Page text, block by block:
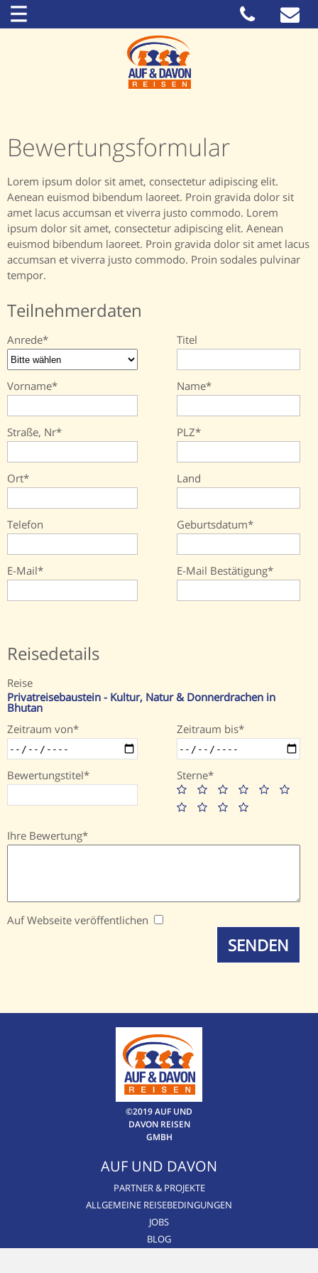
Bewertungsformular
Lorem ipsum dolor sit amet, consectetur adipiscing elit.
Aenean euismod bibendum laoreet. Proin gravida dolor sit
amet lacus accumsan et viverra justo commodo. Lorem
ipsum dolor sit amet, consectetur adipiscing elit. Aenean
euismod bibendum laoreet. Proin gravida dolor sit amet lacus
accumsan et viverra justo commodo. Proin sodales pulvinar
tempor.
Teilnehmerdaten
Anrede Titel
Vorname Name
Straße, Nr PLZ
Ort Land
Telefon Geburtsdatum
E-Mail E-Mail Bestätigung
Reisedetails
Reise
Privatreisebaustein - Kultur, Natur & Donnerdrachen in
Bhutan
Zeitraum von
Zeitraum bis
Bewertungstitel Sterne
Ihre Bewertung
Auf Webseite veröffentlichen
©2019 AUF UND
DAVON REISEN
GMBH
AUF UND DAVON
PARTNER & PROJEKTE
ALLGEMEINE REISEBEDINGUNGEN
JOBS
BLOG